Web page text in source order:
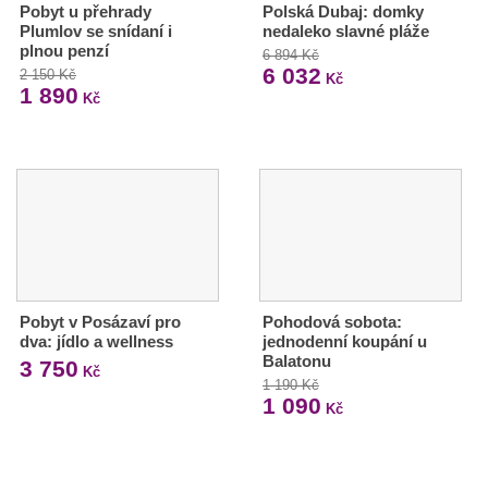
Pobyt u přehrady
Plumlov se snídaní i
plnou penzí
2 150 Kč
1 890 Kč
Polská Dubaj: domky
nedaleko slavné pláže
6 894 Kč
6 032 Kč
Pobyt v Posázaví pro
dva: jídlo a wellness
3 750 Kč
Pohodová sobota:
jednodenní koupání u
Balatonu
1 190 Kč
1 090 Kč